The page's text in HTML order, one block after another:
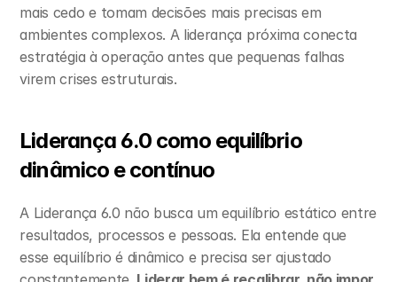
mais cedo e tomam decisões mais precisas em
ambientes complexos. A liderança próxima conecta
estratégia à operação antes que pequenas falhas
virem crises estruturais.
Liderança 6.0 como equilíbrio
dinâmico e contínuo
A Liderança 6.0 não busca um equilíbrio estático entre
resultados, processos e pessoas. Ela entende que
esse equilíbrio é dinâmico e precisa ser ajustado